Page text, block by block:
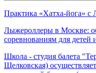
Практика «Хатха-йога» с
Лыжероллеры в Москве:
соревнованиям для детей
Школа - студия балета
Щелковская)